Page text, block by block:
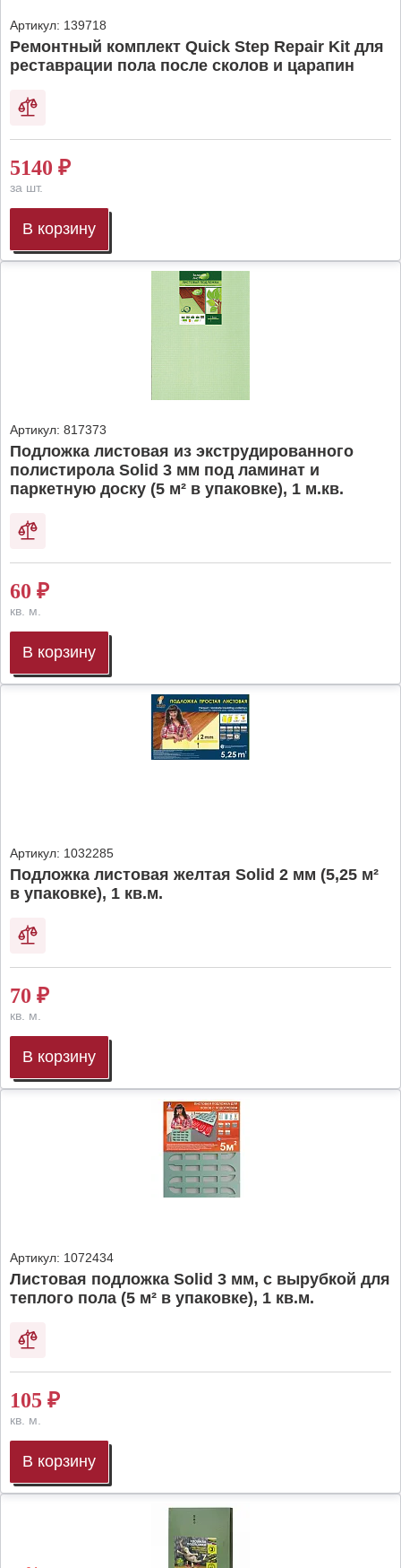
Артикул: 139718
Ремонтный комплект Quick Step Repair Kit для
реставрации пола после сколов и царапин
5140 ₽
за шт.
В корзину
Артикул: 817373
Подложка листовая из экструдированного
полистирола Solid 3 мм под ламинат и
паркетную доску (5 м² в упаковке), 1 м.кв.
60 ₽
кв. м.
В корзину
Артикул: 1032285
Подложка листовая желтая Solid 2 мм (5,25 м²
в упаковке), 1 кв.м.
70 ₽
кв. м.
В корзину
Артикул: 1072434
Листовая подложка Solid 3 мм, с вырубкой для
теплого пола (5 м² в упаковке), 1 кв.м.
105 ₽
кв. м.
В корзину